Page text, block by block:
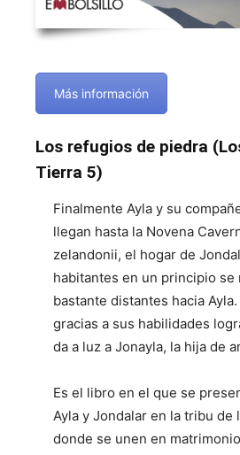
Más información
Los refugios de piedra
Tierra 5)
Finalmente Ayla y su
llegan hasta la Novena
zelandonii, el hogar de
habitantes en un principio se
bastante distantes hacia
gracias a sus habilidades
da a luz a Jonayla, la hija de
Es el libro en el que se
Ayla y Jondalar en la tribu de
donde se unen en